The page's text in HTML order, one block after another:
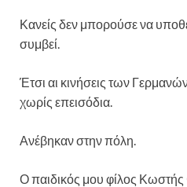
Κανείς δεν μπορούσε να
συμβεί.
Έτσι αι κινήσεις των
χωρίς επεισόδια.
Ανέβηκαν στην πόλη.
Ο παιδικός μου φίλος Κωστής